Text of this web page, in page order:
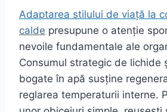
Adaptarea stilului de viață la
calde presupune o atenție
nevoile fundamentale ale
Consumul strategic de lichide
bogate în apă susține
reglarea temperaturii interne.